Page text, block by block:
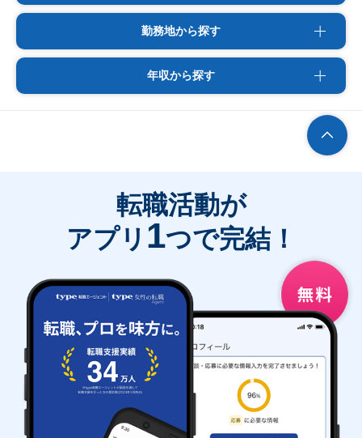
勤務地から探す
年収から探す
転職活動が
アプリ 1つで完結！